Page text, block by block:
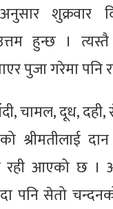
शुक्रवार
हुन्छ । त्यस्तै
पुजा गरेमा पनि
चामल, दूध,
श्रीमतीलाई
रही आएको छ
पनि सेतो